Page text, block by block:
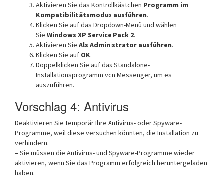
Aktivieren Sie das Kontrollkästchen Programm im
Kompatibilitätsmodus ausführen.
Klicken Sie auf das Dropdown-Menü und wählen
Sie Windows XP Service Pack 2.
Aktivieren Sie Als Administrator ausführen.
Klicken Sie auf OK.
Doppelklicken Sie auf das Standalone-
Installationsprogramm von Messenger, um es
auszuführen.
Vorschlag 4: Antivirus
Deaktivieren Sie temporär Ihre Antivirus- oder Spyware-
Programme, weil diese versuchen könnten, die Installation zu
verhindern.
– Sie müssen die Antivirus- und Spyware-Programme wieder
aktivieren, wenn Sie das Programm erfolgreich heruntergeladen
haben.